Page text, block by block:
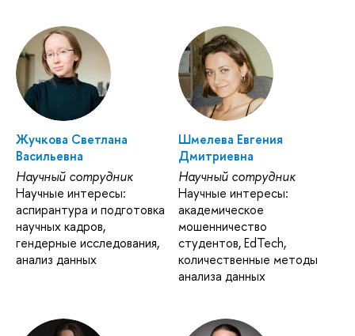
Жучкова Светлана
Васильевна
Научный сотрудник
Научные интересы:
аспирантура и подготовка
научных кадров,
гендерные исследования,
анализ данных
Шмелева Евгения
Дмитриевна
Научный сотрудник
Научные интересы:
академическое
мошенничество
студентов, EdTech,
количественные методы
анализа данных